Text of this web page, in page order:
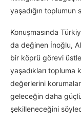
yaşadığın toplumun
Konuşmasında
da değinen İnoğlu,
bir köprü görevi
yaşadıkları topluma
değerlerini
geleceğin daha
şekilleneceğini